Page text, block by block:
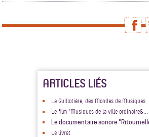
ARTICLES LIÉS
La Guillotière, des Mondes de Musiques
Le film "Musiques de la ville ordinaire&...
Le documentaire sonore
Le livret